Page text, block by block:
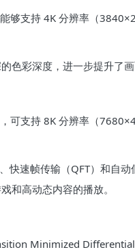
支持 4K 分辨率（
彩深度，进一步提升了画
支持 8K 分辨率（
速帧传输（QFT）和自动
和高动态内容的播放。
Minimized Differential